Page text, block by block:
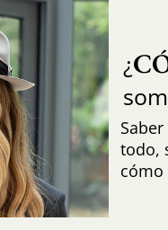
¿
todo,
cómo